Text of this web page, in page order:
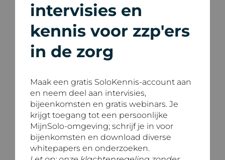
intervisies en
kennis voor zzp'ers
in de zorg
Maak een gratis SoloKennis-account aan
en neem deel aan intervisies,
bijeenkomsten en gratis webinars. Je
krijgt toegang tot een persoonlijke
MijnSolo-omgeving; schrijf je in voor
bijenkomsten en download diverse
whitepapers en onderzoeken.